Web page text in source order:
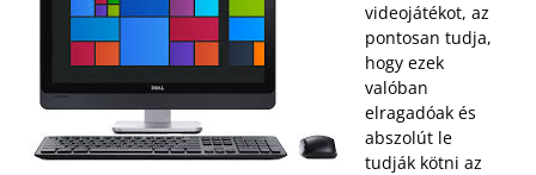
videojátékot, az
pontosan tudja,
hogy ezek
valóban
elragadóak és
abszolút le
tudják kötni az